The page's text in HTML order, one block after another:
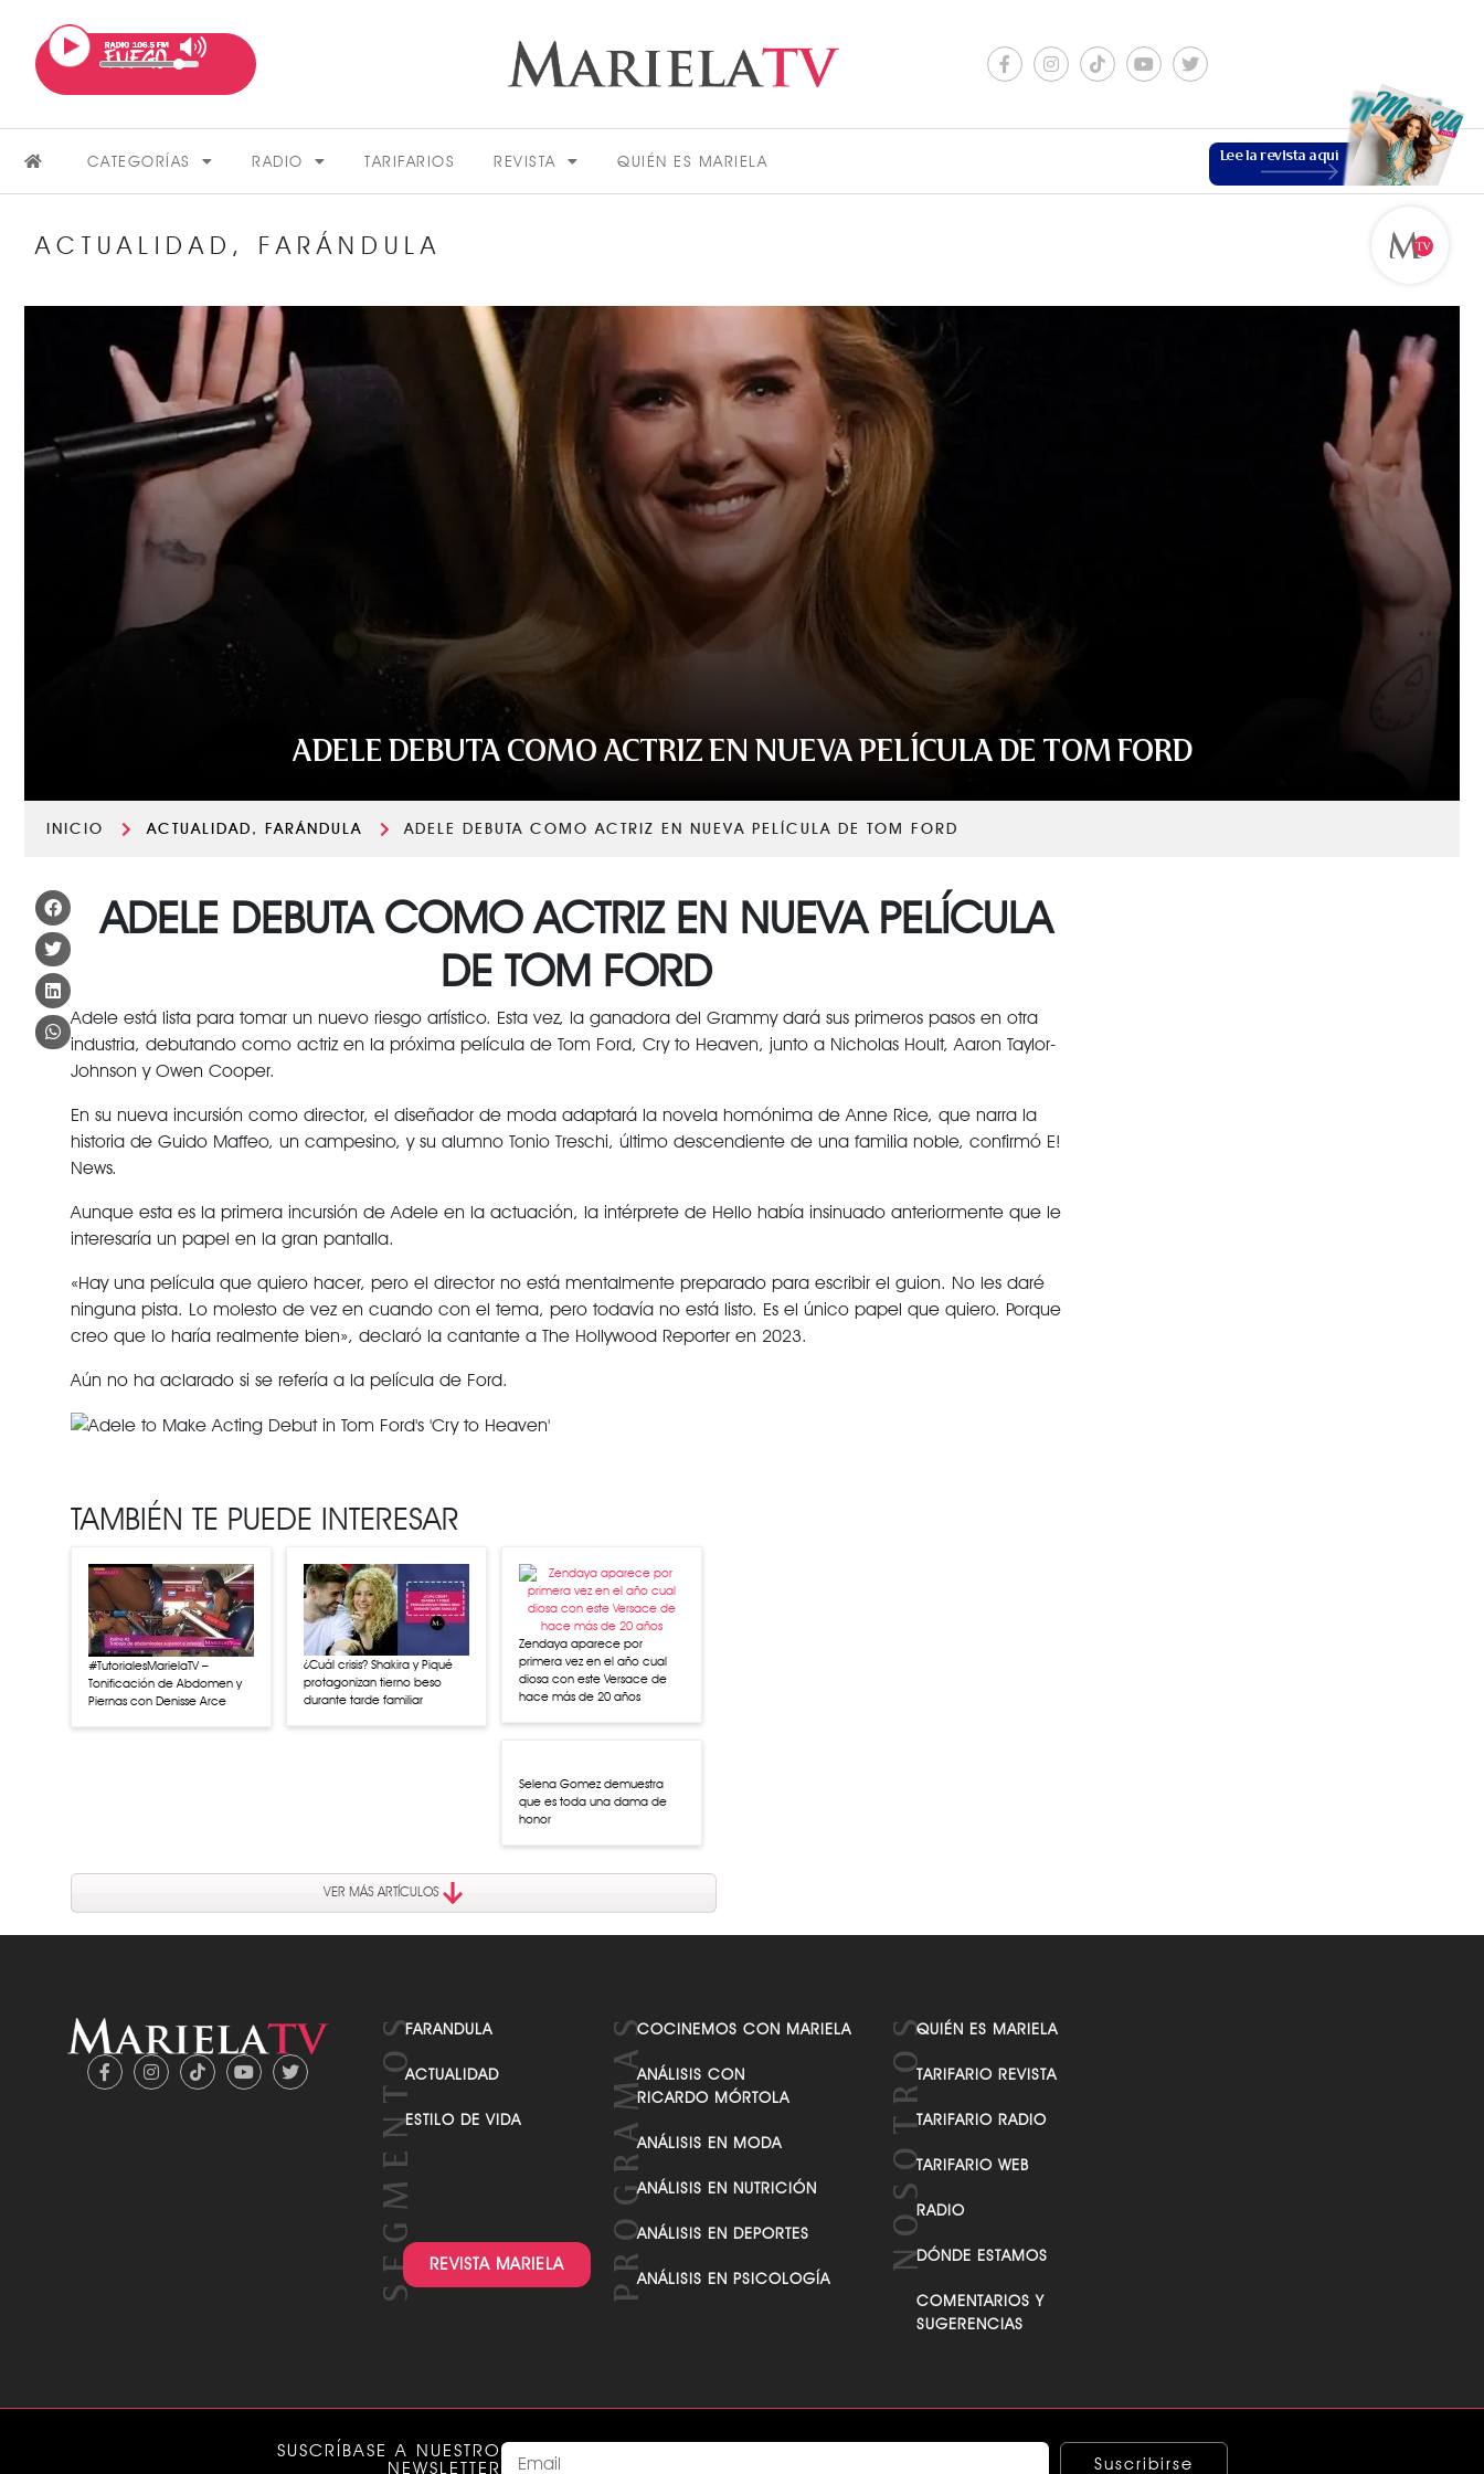
CATEGORÍAS RADIO TARIFARIOS REVISTA QUIÉN ES MARIELA Lee la revista aquí
FARÁNDULA
VER MÁS
ACTUALIDAD
VER MÁS
VER TODAS LAS CATEGORÍAS
ACTUALIDAD , FARÁNDULA
ADELE DEBUTA COMO ACTRIZ EN NUEVA PELÍCULA DE TOM FORD
INICIO ACTUALIDAD, FARÁNDULA ADELE DEBUTA COMO ACTRIZ EN NUEVA PELÍCULA DE TOM FORD
ADELE DEBUTA COMO ACTRIZ EN NUEVA PELÍCULA
DE TOM FORD
Adele está lista para tomar un nuevo riesgo artístico. Esta vez, la ganadora del Grammy dará sus primeros pasos en otra
industria, debutando como actriz en la próxima película de Tom Ford, Cry to Heaven, junto a Nicholas Hoult, Aaron Taylor-
Johnson y Owen Cooper.
En su nueva incursión como director, el diseñador de moda adaptará la novela homónima de Anne Rice, que narra la
historia de Guido Maffeo, un campesino, y su alumno Tonio Treschi, último descendiente de una familia noble, confirmó E!
News.
Aunque esta es la primera incursión de Adele en la actuación, la intérprete de Hello había insinuado anteriormente que le
interesaría un papel en la gran pantalla.
«Hay una película que quiero hacer, pero el director no está mentalmente preparado para escribir el guion. No les daré
ninguna pista. Lo molesto de vez en cuando con el tema, pero todavía no está listo. Es el único papel que quiero. Porque
creo que lo haría realmente bien», declaró la cantante a The Hollywood Reporter en 2023.
Aún no ha aclarado si se refería a la película de Ford.
TAMBIÉN TE PUEDE INTERESAR
#TutorialesMarielaTV –
Tonificación de Abdomen y
Piernas con Denisse Arce
¿Cuál crisis? Shakira y Piqué
protagonizan tierno beso
durante tarde familiar
Zendaya aparece por
primera vez en el año cual
diosa con este Versace de
hace más de 20 años
Selena Gomez demuestra
FARANDULA
ACTUALIDAD
ESTILO DE VIDA
COCINEMOS CON MARIELA
ANÁLISIS CON
RICARDO MÓRTOLA
ANÁLISIS EN MODA
ANÁLISIS EN NUTRICIÓN
QUIÉN ES MARIELA
TARIFARIO REVISTA
TARIFARIO RADIO
TARIFARIO WEB
RADIO
SUGERENCIAS